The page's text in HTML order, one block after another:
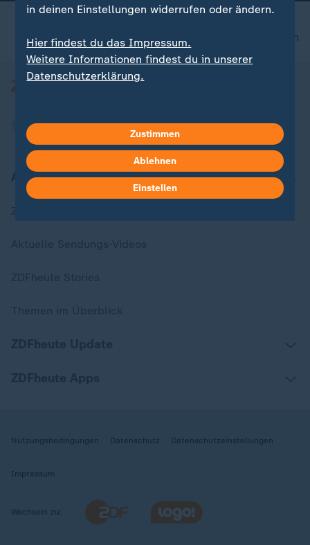
nach oben
Aktuell bei ZDFheute
Nutzungsbedingungen Datenschutz Datenschutzeinstellungen
Impressum
Wechseln zu:
in deinen Einstellungen widerrufen oder ändern.
Hier findest du das Impressum.
Weitere Informationen findest du in unserer
Datenschutzerklärung.
Zustimmen
Ablehnen
Einstellen